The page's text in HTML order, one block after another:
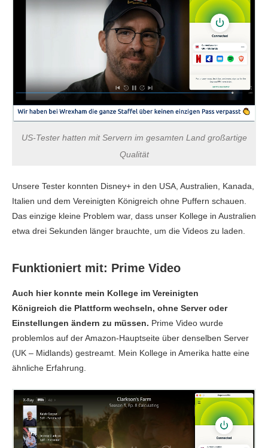
US-Tester hatten mit Servern im gesamten Land großartige
Qualität
Unsere Tester konnten Disney+ in den USA, Australien, Kanada,
Italien und dem Vereinigten Königreich ohne Puffern schauen.
Das einzige kleine Problem war, dass unser Kollege in Australien
etwa drei Sekunden länger brauchte, um die Videos zu laden.
Funktioniert mit: Prime Video
Auch hier konnte mein Kollege im Vereinigten
Königreich die Plattform wechseln, ohne Server oder
Einstellungen ändern zu müssen. Prime Video wurde
problemlos auf der Amazon-Hauptseite über denselben Server
(UK – Midlands) gestreamt. Mein Kollege in Amerika hatte eine
ähnliche Erfahrung.